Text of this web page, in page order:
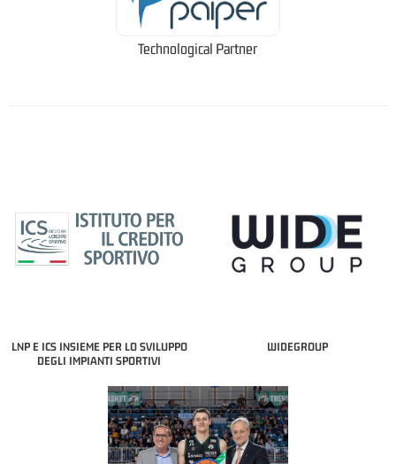
Technological Partner
LNP E ICS INSIEME PER LO SVILUPPO
DEGLI IMPIANTI SPORTIVI
WIDEGROUP